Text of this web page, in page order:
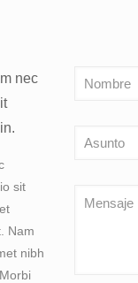
nec
sit
Nam
nibh